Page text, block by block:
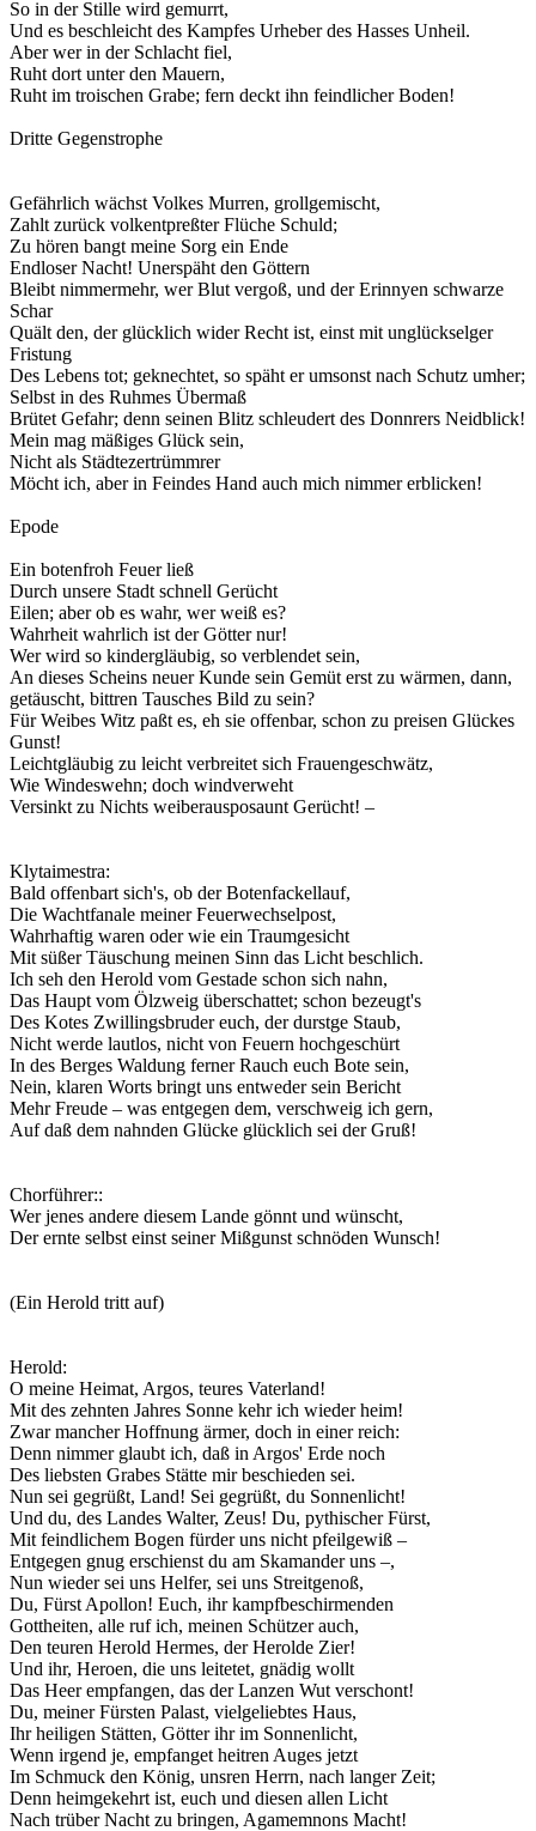
So in der Stille wird gemurrt,
Und es beschleicht des Kampfes Urheber des Hasses Unheil.
Aber wer in der Schlacht fiel,
Ruht dort unter den Mauern,
Ruht im troischen Grabe; fern deckt ihn feindlicher Boden!
Dritte Gegenstrophe
Gefährlich wächst Volkes Murren, grollgemischt,
Zahlt zurück volkentpreßter Flüche Schuld;
Zu hören bangt meine Sorg ein Ende
Endloser Nacht! Unerspäht den Göttern
Bleibt nimmermehr, wer Blut vergoß, und der Erinnyen schwarze
Schar
Quält den, der glücklich wider Recht ist, einst mit unglückselger
Fristung
Des Lebens tot; geknechtet, so späht er umsonst nach Schutz umher;
Selbst in des Ruhmes Übermaß
Brütet Gefahr; denn seinen Blitz schleudert des Donnrers Neidblick!
Mein mag mäßiges Glück sein,
Nicht als Städtezertrümmrer
Möcht ich, aber in Feindes Hand auch mich nimmer erblicken!
Epode
Ein botenfroh Feuer ließ
Durch unsere Stadt schnell Gerücht
Eilen; aber ob es wahr, wer weiß es?
Wahrheit wahrlich ist der Götter nur!
Wer wird so kindergläubig, so verblendet sein,
An dieses Scheins neuer Kunde sein Gemüt erst zu wärmen, dann,
getäuscht, bittren Tausches Bild zu sein?
Für Weibes Witz paßt es, eh sie offenbar, schon zu preisen Glückes
Gunst!
Leichtgläubig zu leicht verbreitet sich Frauengeschwätz,
Wie Windeswehn; doch windverweht
Versinkt zu Nichts weiberausposaunt Gerücht! –
Klytaimestra:
Bald offenbart sich's, ob der Botenfackellauf,
Die Wachtfanale meiner Feuerwechselpost,
Wahrhaftig waren oder wie ein Traumgesicht
Mit süßer Täuschung meinen Sinn das Licht beschlich.
Ich seh den Herold vom Gestade schon sich nahn,
Das Haupt vom Ölzweig überschattet; schon bezeugt's
Des Kotes Zwillingsbruder euch, der durstge Staub,
Nicht werde lautlos, nicht von Feuern hochgeschürt
In des Berges Waldung ferner Rauch euch Bote sein,
Nein, klaren Worts bringt uns entweder sein Bericht
Mehr Freude – was entgegen dem, verschweig ich gern,
Auf daß dem nahnden Glücke glücklich sei der Gruß!
Chorführer::
Wer jenes andere diesem Lande gönnt und wünscht,
Der ernte selbst einst seiner Mißgunst schnöden Wunsch!
(Ein Herold tritt auf)
Herold:
O meine Heimat, Argos, teures Vaterland!
Mit des zehnten Jahres Sonne kehr ich wieder heim!
Zwar mancher Hoffnung ärmer, doch in einer reich:
Denn nimmer glaubt ich, daß in Argos' Erde noch
Des liebsten Grabes Stätte mir beschieden sei.
Nun sei gegrüßt, Land! Sei gegrüßt, du Sonnenlicht!
Und du, des Landes Walter, Zeus! Du, pythischer Fürst,
Mit feindlichem Bogen fürder uns nicht pfeilgewiß –
Entgegen gnug erschienst du am Skamander uns –,
Nun wieder sei uns Helfer, sei uns Streitgenoß,
Du, Fürst Apollon! Euch, ihr kampfbeschirmenden
Gottheiten, alle ruf ich, meinen Schützer auch,
Den teuren Herold Hermes, der Herolde Zier!
Und ihr, Heroen, die uns leitetet, gnädig wollt
Das Heer empfangen, das der Lanzen Wut verschont!
Du, meiner Fürsten Palast, vielgeliebtes Haus,
Ihr heiligen Stätten, Götter ihr im Sonnenlicht,
Wenn irgend je, empfanget heitren Auges jetzt
Im Schmuck den König, unsren Herrn, nach langer Zeit;
Denn heimgekehrt ist, euch und diesen allen Licht
Nach trüber Nacht zu bringen, Agamemnons Macht!